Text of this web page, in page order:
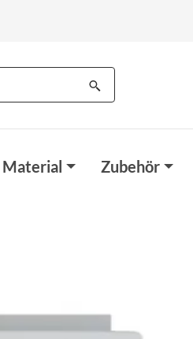
Material Zubehör